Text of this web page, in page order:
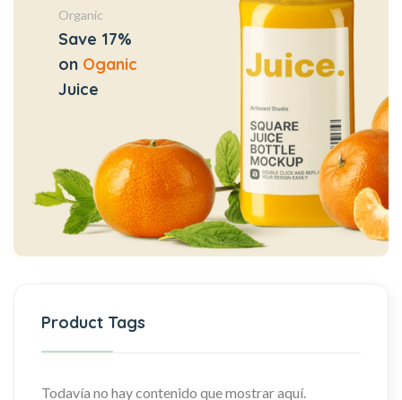
Organic
Save 17%
on Oganic
Juice
Product Tags
Todavía no hay contenido que mostrar aquí.